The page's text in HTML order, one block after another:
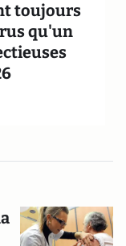
toujours
qu'un